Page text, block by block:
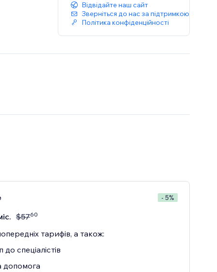
Відвідайте наш сайт
Зверніться до нас за підтримкою
Політика конфіденційності
- 5%
$5760
тарифів, а також:
спеціалістів
допомога